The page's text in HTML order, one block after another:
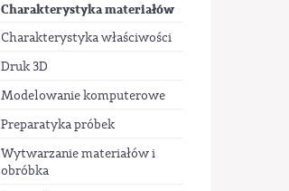
Charakterystyka materiałów
Charakterystyka właściwości
Druk 3D
Modelowanie komputerowe
Preparatyka próbek
Wytwarzanie materiałów i
obróbka